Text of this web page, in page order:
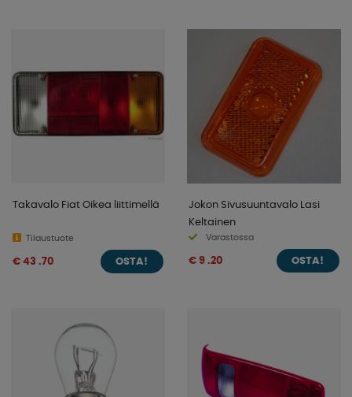
Takavalo Fiat Oikea liittimellä
Tilaustuote
€ 43 .70 OSTA!
Jokon Sivusuuntavalo Lasi
Keltainen
Varastossa
€ 9 .20 OSTA!